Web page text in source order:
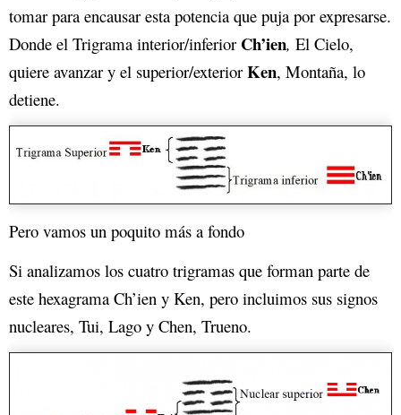
tomar para encausar esta potencia que puja por expresarse.
Donde el Trigrama interior/inferior Ch’ien, El Cielo,
quiere avanzar y el superior/exterior Ken, Montaña, lo
detiene.
Pero vamos un poquito más a fondo
Si analizamos los cuatro trigramas que forman parte de
este hexagrama Ch’ien y Ken, pero incluimos sus signos
nucleares, Tui, Lago y Chen, Trueno.